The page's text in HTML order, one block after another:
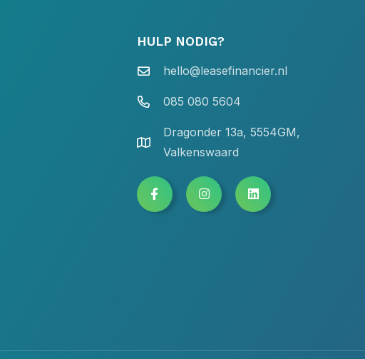
HULP NODIG?
hello@leasefinancier.nl
085 080 5604
Dragonder 13a, 5554GM,
Valkenswaard